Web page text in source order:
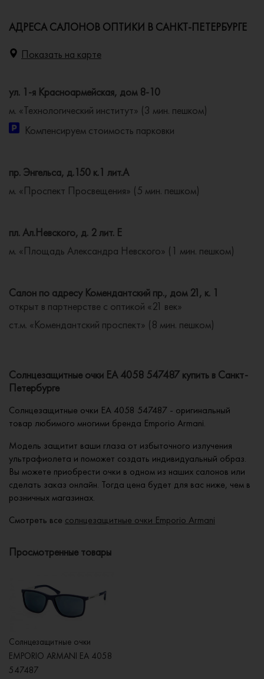
АДРЕСА САЛОНОВ ОПТИКИ В САНКТ-ПЕТЕРБУРГЕ
Показать на карте
ул. 1-я Красноармейская, дом 8-10
м. «Технологический институт» (3 мин. пешком)
Компенсируем стоимость парковки
пр. Энгельса, д.150 к.1 лит.А
м. «Проспект Просвещения» (5 мин. пешком)
пл. Ал.Невского, д. 2 лит. Е
м. «Площадь Александра Невского» (1 мин. пешком)
Салон по адресу Комендантский пр., дом 21, к. 1
открыт в партнерстве с оптикой «21 век»
ст.м. «Комендантский проспект» (8 мин. пешком)
Солнцезащитные очки EA 4058 547487 купить в Санкт-
Петербурге
Солнцезащитные очки EA 4058 547487 - оригинальный
товар любимого многими бренда Emporio Armani.
Модель защитит ваши глаза от избыточного излучения
ультрафиолета и поможет создать индивидуальный образ.
Вы можете приобрести очки в одном из наших салонов или
сделать заказ онлайн. Тогда цена будет для вас ниже, чем в
розничных магазинах.
Смотреть все солнцезащитные очки Emporio Armani
Просмотренные товары
Солнцезащитные очки
EMPORIO ARMANI EA 4058
547487